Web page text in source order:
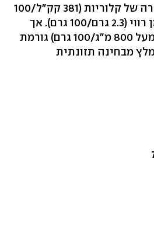
המוצר מכיל כמות סבירה של קלוריות (381 קק"ל/100
גרם), שומן (5.5%) ושומן רווי (2.3 גרם/100 גרם). אך
כמות הנתרן הגבוהה (מעל 800 מ"ג/100 גרם) גורמת
מבחינה תזונתית